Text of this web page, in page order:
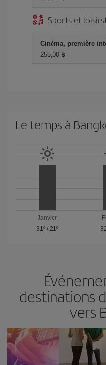
Sports et
Cinéma, première
255,00 ฿
Le temps à
Janvier
31º/ 21º
destinations
vers